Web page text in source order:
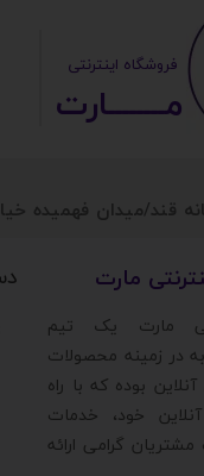
قند/میدان فهمیده
مارت
مارت یک تیم
در زمینه محصولات
بوده که با راه
خود، خدمات
گرامی ارائه
مــــــــارت​​​​​​
​ ​فروشگاه اینترنتی